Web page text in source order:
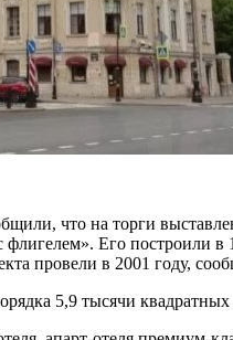
что на торги
Его построили
провели в 2001 году,
5,9 тысячи квадратных